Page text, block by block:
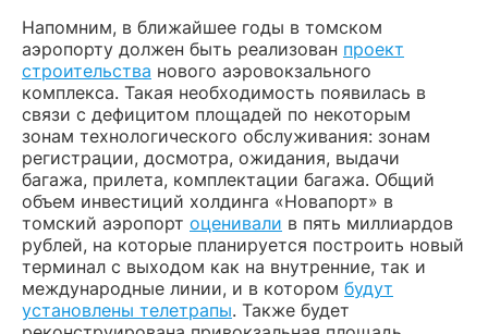
Напомним, в ближайшее годы в томском
аэропорту должен быть реализован проект
строительства нового аэровокзального
комплекса. Такая необходимость появилась в
связи с дефицитом площадей по некоторым
зонам технологического обслуживания: зонам
регистрации, досмотра, ожидания, выдачи
багажа, прилета, комплектации багажа. Общий
объем инвестиций холдинга «Новапорт» в
томский аэропорт оценивали в пять миллиардов
рублей, на которые планируется построить новый
терминал с выходом как на внутренние, так и
международные линии, и в котором будут
установлены телетрапы. Также будет